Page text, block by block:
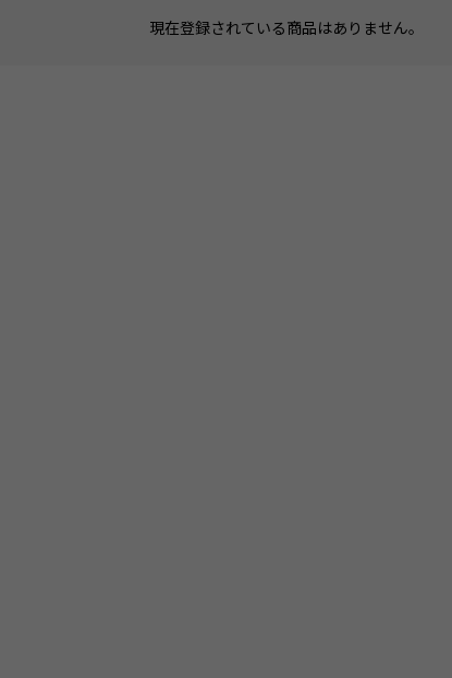
現在登録されている商品はありません。